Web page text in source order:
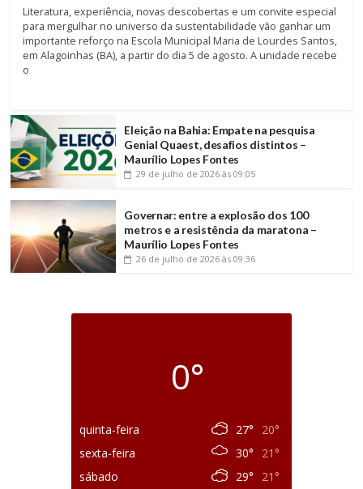
Literatura, experiência, novas descobertas e um convite especial
para mergulhar no universo da sustentabilidade vão ganhar um
importante reforço na Escola Municipal Maria de Lourdes Santos,
em Alagoinhas (BA), a partir do dia 5 de agosto. A unidade recebe
o
Eleição na Bahia: Empate na pesquisa
Genial Quaest, desafios distintos –
Maurílio Lopes Fontes
29 de julho de 2026 às 09:05
Governar: entre a explosão dos 100
metros e a resistência da maratona –
Maurílio Lopes Fontes
26 de julho de 2026 às 09:36
0°
quinta-feira 27°
20°
sexta-feira
30°
21°
sábado
29° 21°